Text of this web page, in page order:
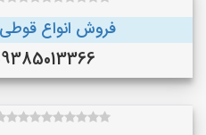
فروش انواع
09385013366